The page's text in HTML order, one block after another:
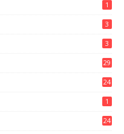
1
3
3
29
24
1
24